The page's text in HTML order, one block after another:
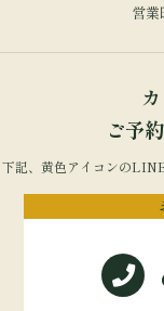
営
ご予
下記、黄色アイコンの